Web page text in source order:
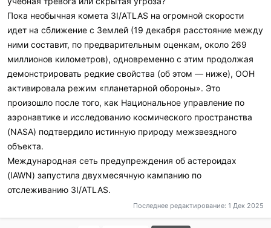
Пока необычная комета 3I/ATLAS на огромной скорости
идет на сближение с Землей (19 декабря расстояние между
ними составит, по предварительным оценкам, около 269
миллионов километров), одновременно с этим продолжая
демонстрировать редкие свойства (об этом — ниже), ООН
активировала режим «планетарной обороны». Это
произошло после того, как Национальное управление по
аэронавтике и исследованию космического пространства
(NASA) подтвердило истинную природу межзвездного
объекта.
Международная сеть предупреждения об астероидах
(IAWN) запустила двухмесячную кампанию по
отслеживанию 3I/ATLAS.
Последнее редактирование: 1 Дек 2025